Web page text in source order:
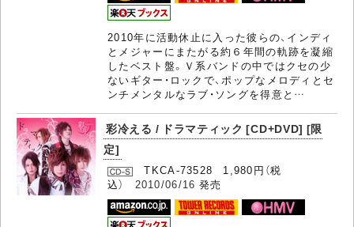
2010年に活動休止に入った彼らの、インディ
とメジャーにまたがる約６年間の軌跡を凝縮
したベスト盤。Ｖ系バンドの中ではクセの少
ないギター・ロックで、ポップなメロディとセ
ンチメンタルなラブ・ソングを得意と…
彩冷える / ドラマティック [CD+DVD] [限
定]
TKCA-73528 1,980円（税
込） 2010/06/16 発売